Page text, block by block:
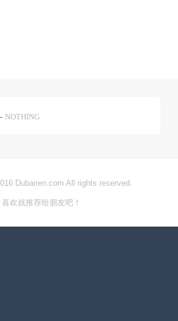
NOTHING
Dubairen.com All rights reserved.
喜欢就推荐给朋友吧！